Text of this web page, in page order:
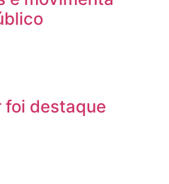
foi destaque